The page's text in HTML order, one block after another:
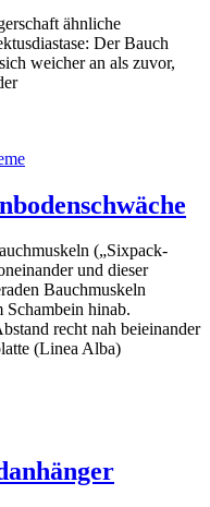
ähnliche
Der Bauch
weicher an als zuvor,
(„Sixpack-
und dieser
Bauchmuskeln
Schambein hinab.
recht nah beieinander
(Linea Alba)